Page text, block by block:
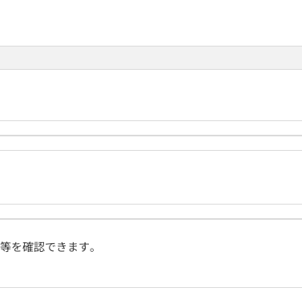
を確認できます。